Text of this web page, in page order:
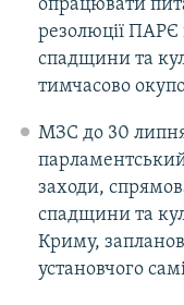
опрацювати
резолюції ПАРЄ
спадщини та
тимчасово
МЗС до 30
заходи,
спадщини та
Криму,
установчого